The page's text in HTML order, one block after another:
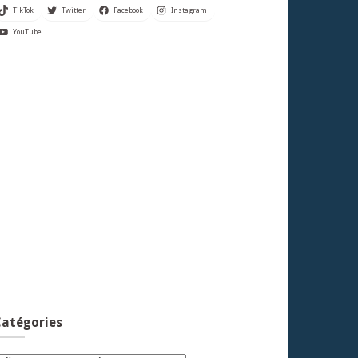
TikTok Twitter Facebook Instagram
YouTube